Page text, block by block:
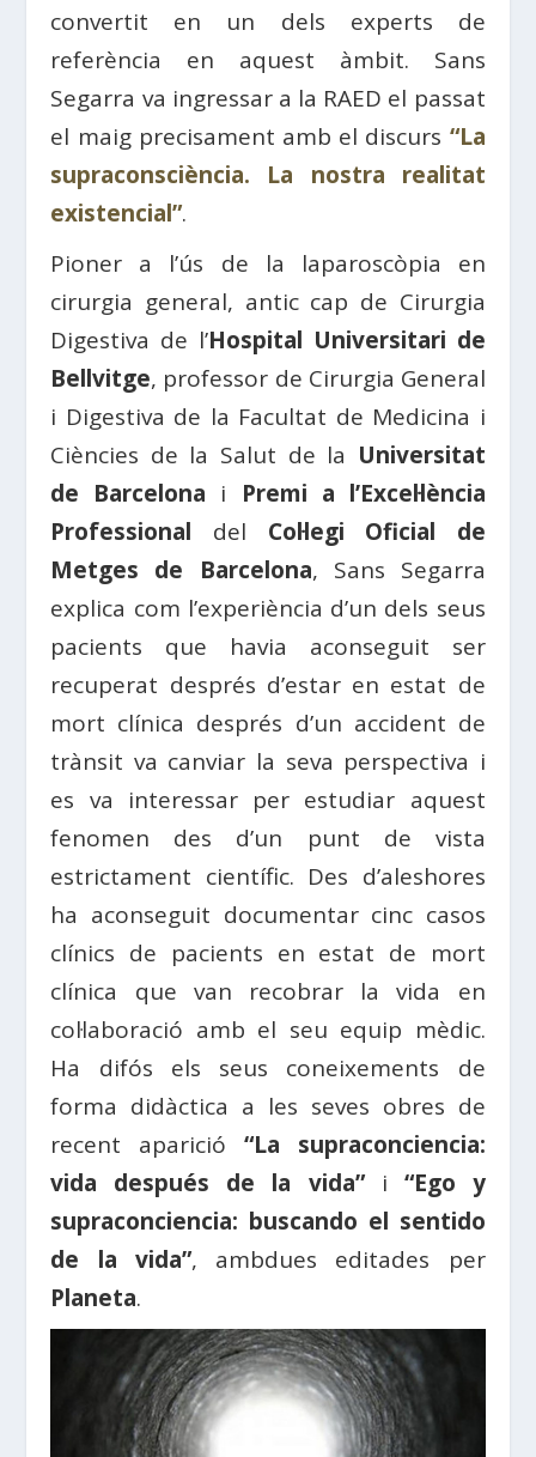
convertit en un dels experts de
referència en aquest àmbit. Sans
Segarra va ingressar a la RAED el passat
el maig precisament amb el discurs “La
supraconsciència. La nostra realitat
existencial”.
Pioner a l’ús de la laparoscòpia en
cirurgia general, antic cap de Cirurgia
Digestiva de l’Hospital Universitari de
Bellvitge, professor de Cirurgia General
i Digestiva de la Facultat de Medicina i
Ciències de la Salut de la Universitat
de Barcelona i Premi a l’Excel·lència
Professional del Col·legi Oficial de
Metges de Barcelona, Sans Segarra
explica com l’experiència d’un dels seus
pacients que havia aconseguit ser
recuperat després d’estar en estat de
mort clínica després d’un accident de
trànsit va canviar la seva perspectiva i
es va interessar per estudiar aquest
fenomen des d’un punt de vista
estrictament científic. Des d’aleshores
ha aconseguit documentar cinc casos
clínics de pacients en estat de mort
clínica que van recobrar la vida en
col·laboració amb el seu equip mèdic.
Ha difós els seus coneixements de
forma didàctica a les seves obres de
recent aparició “La supraconciencia:
vida después de la vida”i “Ego y
supraconciencia: buscando el sentido
de la vida”, ambdues editades per
Planeta.